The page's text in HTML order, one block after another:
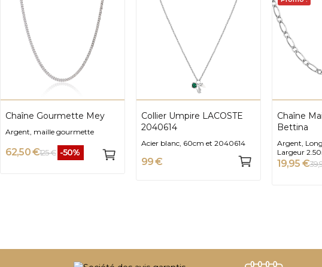
Chaîne Gourmette Mey
Argent, maille gourmette
62,50 €125 € -50%
Collier Umpire LACOSTE
2040614
Acier blanc, 60cm et 2040614
99 €
Chaîne
Bettina
Argent,
Largeur
19,95 €